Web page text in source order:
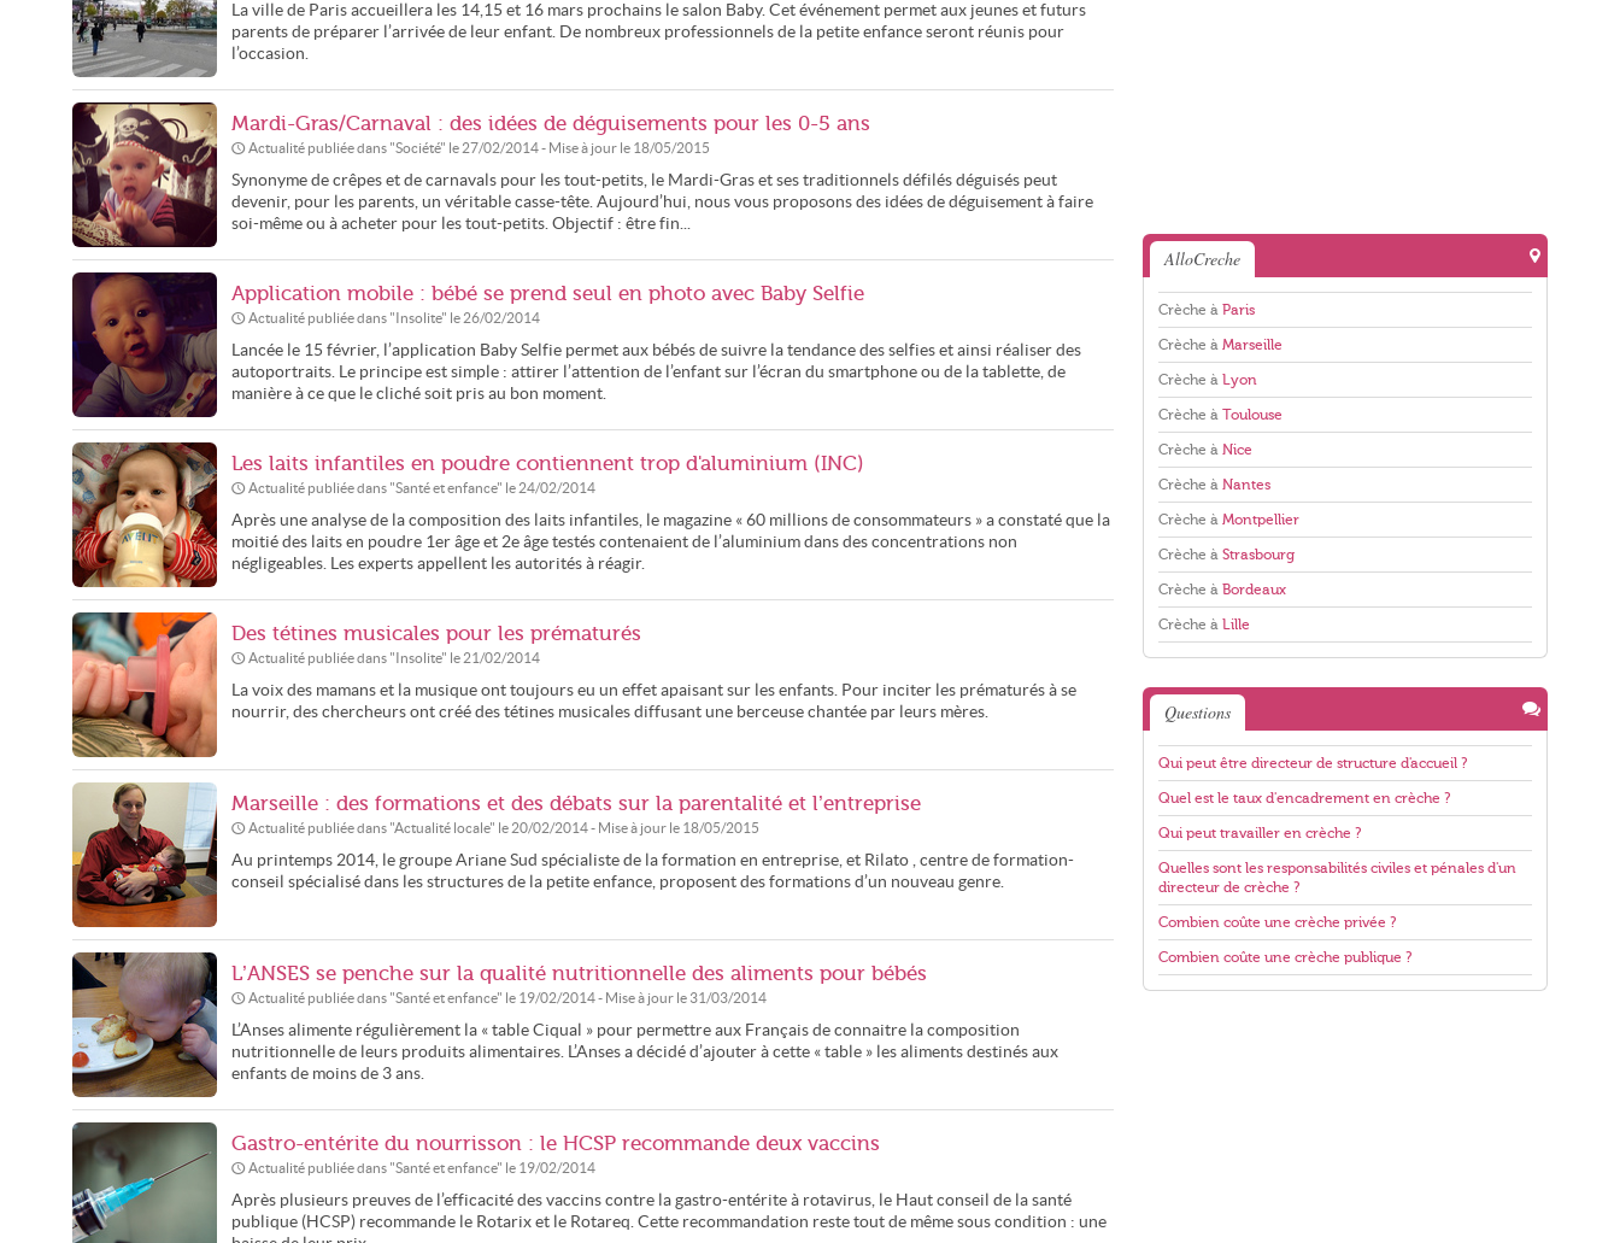
La ville de Paris accueillera les 14,15 et 16 mars prochains le salon Baby. Cet événement permet aux jeunes et futurs
parents de préparer l’arrivée de leur enfant. De nombreux professionnels de la petite enfance seront réunis pour
l’occasion.
Mardi-Gras/Carnaval : des idées de déguisements pour les 0-5 ans
Actualité publiée dans "Société" le 27/02/2014- Mise à jour le 18/05/2015
Synonyme de crêpes et de carnavals pour les tout-petits, le Mardi-Gras et ses traditionnels défilés déguisés peut
devenir, pour les parents, un véritable casse-tête. Aujourd’hui, nous vous proposons des idées de déguisement à faire
soi-même ou à acheter pour les tout-petits. Objectif : être fin...
Application mobile : bébé se prend seul en photo avec Baby Selfie
Actualité publiée dans "Insolite" le 26/02/2014
Lancée le 15 février, l’application Baby Selfie permet aux bébés de suivre la tendance des selfies et ainsi réaliser des
autoportraits. Le principe est simple : attirer l’attention de l’enfant sur l’écran du smartphone ou de la tablette, de
manière à ce que le cliché soit pris au bon moment.
Les laits infantiles en poudre contiennent trop d'aluminium (INC)
Actualité publiée dans "Santé et enfance" le 24/02/2014
Après une analyse de la composition des laits infantiles, le magazine « 60 millions de consommateurs » a constaté que la
moitié des laits en poudre 1er âge et 2e âge testés contenaient de l’aluminium dans des concentrations non
négligeables. Les experts appellent les autorités à réagir.
Des tétines musicales pour les prématurés
Actualité publiée dans "Insolite" le 21/02/2014
La voix des mamans et la musique ont toujours eu un effet apaisant sur les enfants. Pour inciter les prématurés à se
nourrir, des chercheurs ont créé des tétines musicales diffusant une berceuse chantée par leurs mères.
Marseille : des formations et des débats sur la parentalité et l’entreprise
Actualité publiée dans "Actualité locale" le 20/02/2014- Mise à jour le 18/05/2015
Au printemps 2014, le groupe Ariane Sud spécialiste de la formation en entreprise, et Rilato , centre de formation-
conseil spécialisé dans les structures de la petite enfance, proposent des formations d’un nouveau genre.
L’ANSES se penche sur la qualité nutritionnelle des aliments pour bébés
Actualité publiée dans "Santé et enfance" le 19/02/2014- Mise à jour le 31/03/2014
L’Anses alimente régulièrement la « table Ciqual » pour permettre aux Français de connaitre la composition
nutritionnelle de leurs produits alimentaires. L’Anses a décidé d’ajouter à cette « table » les aliments destinés aux
enfants de moins de 3 ans.
Gastro-entérite du nourrisson : le HCSP recommande deux vaccins
Actualité publiée dans "Santé et enfance" le 19/02/2014
Après plusieurs preuves de l’efficacité des vaccins contre la gastro-entérite à rotavirus, le Haut conseil de la santé
publique (HCSP) recommande le Rotarix et le Rotareq. Cette recommandation reste tout de même sous condition : une
AlloCreche
Crèche à Paris
Crèche à Marseille
Crèche à Lyon
Crèche à Toulouse
Crèche à Nice
Crèche à Nantes
Crèche à Montpellier
Crèche à Strasbourg
Crèche à Bordeaux
Crèche à Lille
Questions
Qui peut être directeur de structure d'accueil ?
Quel est le taux d'encadrement en crèche ?
Qui peut travailler en crèche ?
Quelles sont les responsabilités civiles et pénales d'un
directeur de crèche ?
Combien coûte une crèche privée ?
Combien coûte une crèche publique ?